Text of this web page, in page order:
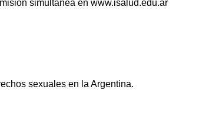
simultánea en www.isalud.edu.ar
sexuales en la Argentina.